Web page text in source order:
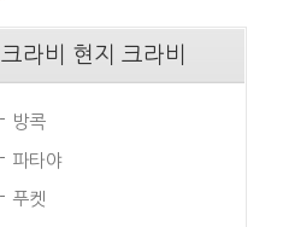
크라비 현지 크라비
방콕
파타야
푸켓